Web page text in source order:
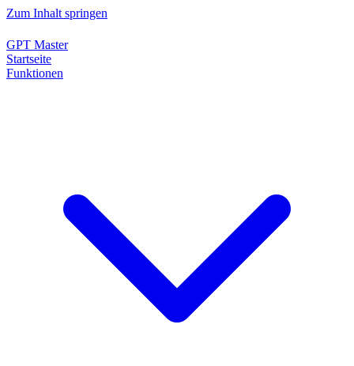
Zum Inhalt springen
GPT Master
Startseite
Funktionen